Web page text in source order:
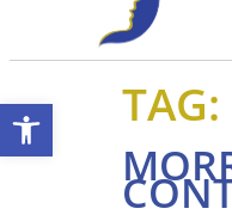
Abrir a barra de ferramentas
TAG: